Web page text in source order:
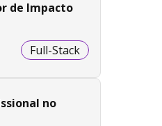
de Impacto
Full-Stack
no